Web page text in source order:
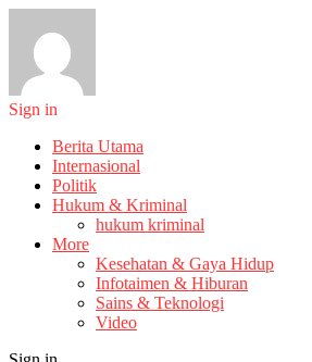
Sign in
Berita Utama
Internasional
Politik
Hukum & Kriminal
hukum kriminal
More
Kesehatan & Gaya Hidup
Infotaimen & Hiburan
Sains & Teknologi
Video